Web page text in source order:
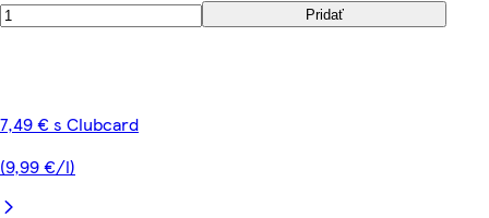
Pridať
7,49 € s Clubcard
(9,99 €/l)